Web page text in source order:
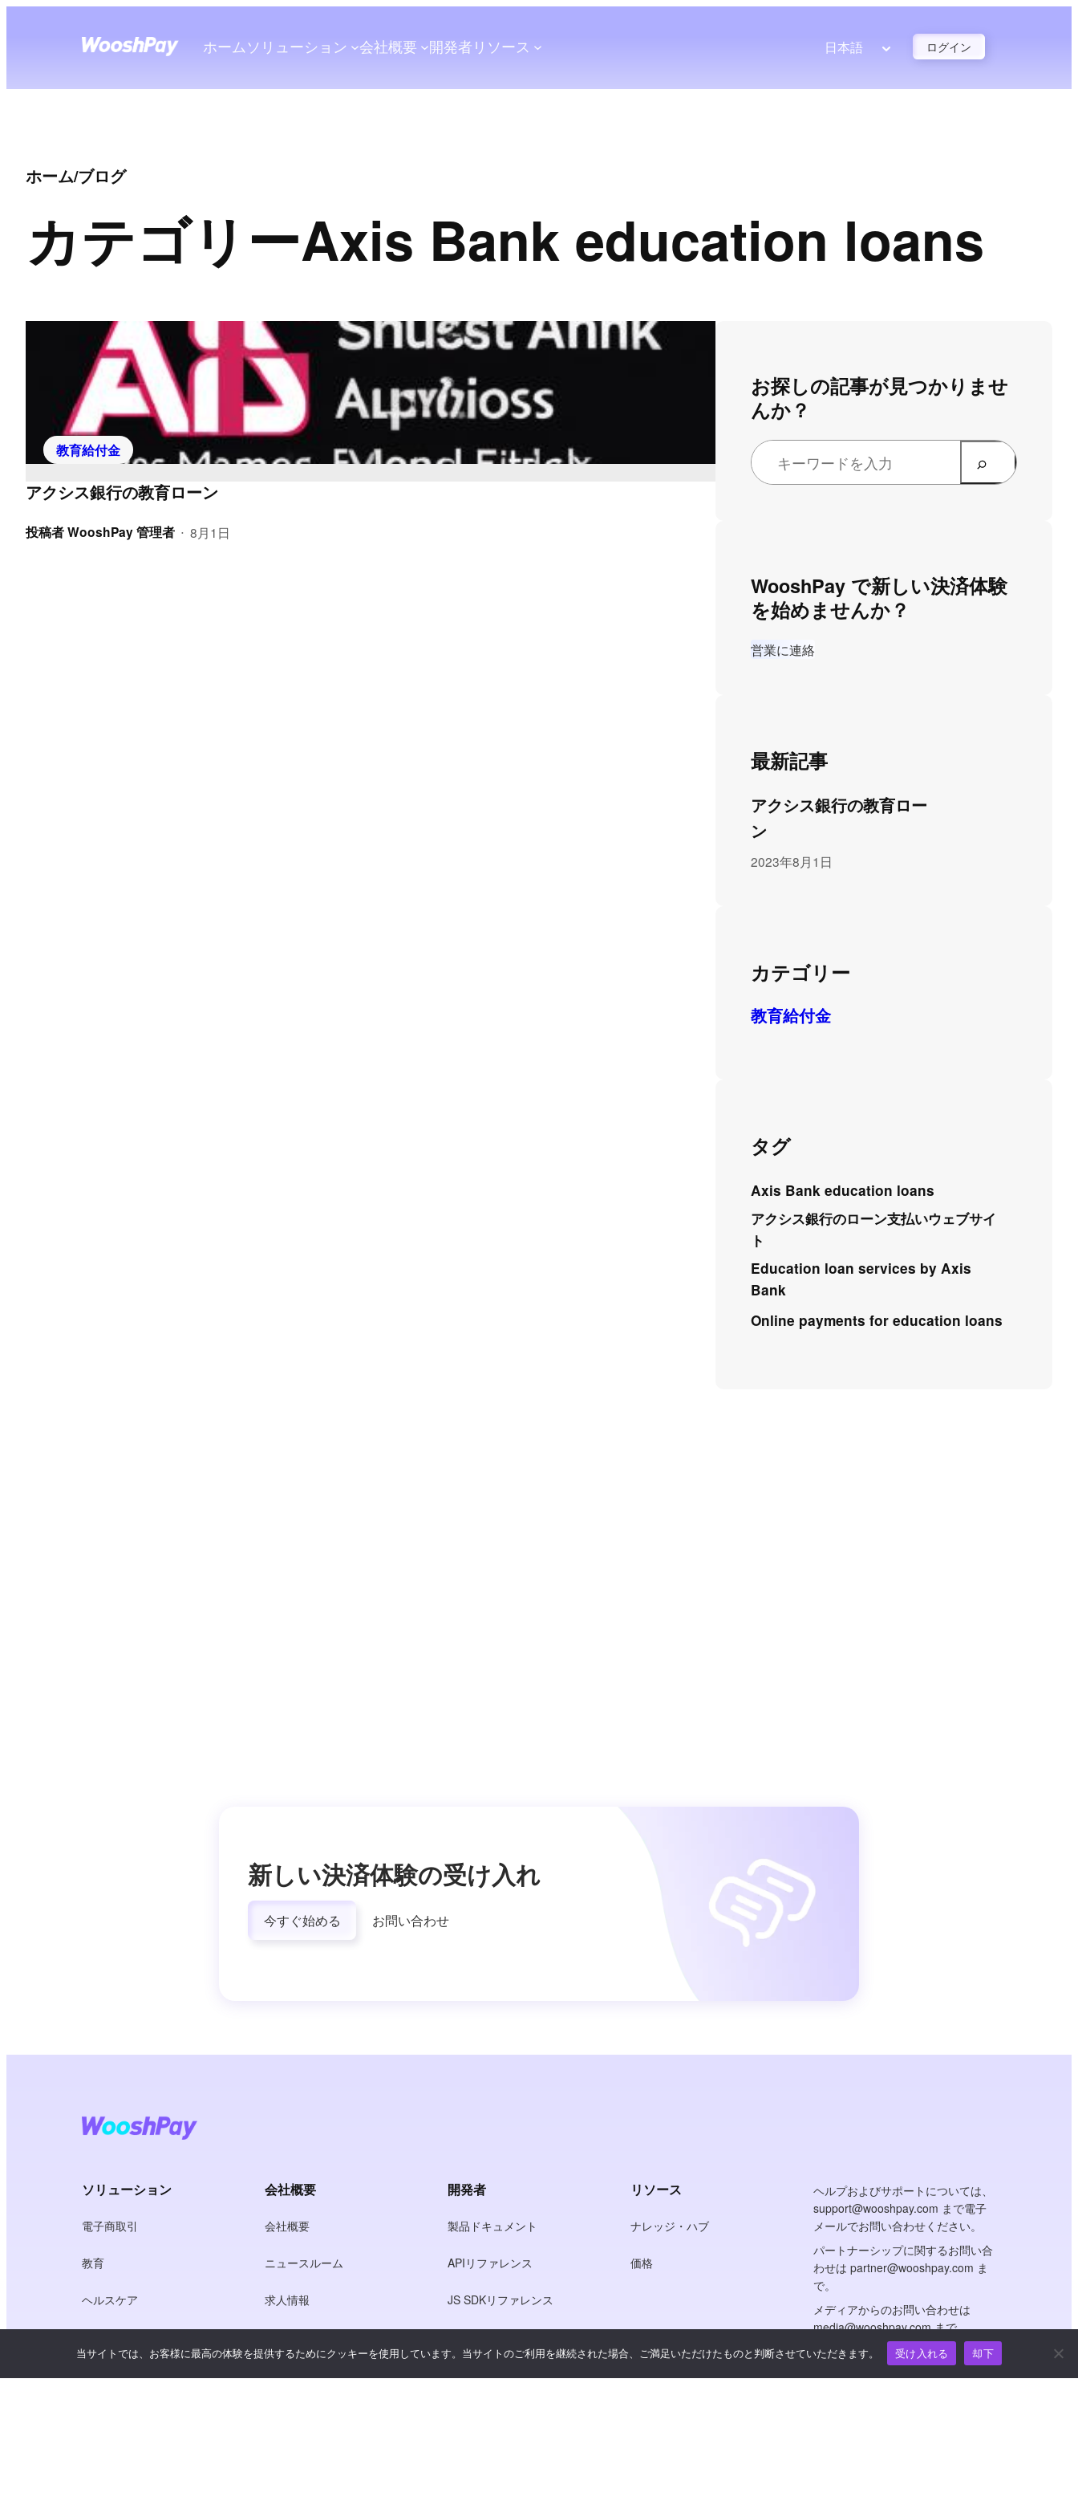
ホームソリューション 会社概要 開発者 リソース 日本語 ログイン
ホーム/ブログ
カテゴリーAxis Bank education loans
教育給付金
アクシス銀行の教育ローン
投稿者WooshPay 管理者 • 8月1日
お探しの記事が見つかりませ
んか？
WooshPay で新しい決済体験
を始めませんか？
営業に連絡
最新記事
アクシス銀行の教育ロー
ン
2023年8月1日
カテゴリー
教育給付金
タグ
Axis Bank education loans
アクシス銀行のローン支払いウェブサイ
ト
Education loan services by Axis
Bank
Online payments for education loans
新しい決済体験の受け入れ
今すぐ始める お問い合わせ
ソリューション
電子商取引
教育
ヘルスケア
会社概要
会社概要
ニュースルーム
求人情報
開発者
製品ドキュメント
APIリファレンス
JS SDKリファレンス
リソース
ナレッジ・ハブ
価格
ヘルプおよびサポートについては、
support@wooshpay.com まで電子
メールでお問い合わせください。
パートナーシップに関するお問い合
わせは partner@wooshpay.com ま
で。
メディアからのお問い合わせは
media@wooshpay.com まで。
当サイトでは、お客様に最高の体験を提供するためにクッキーを使用しています。当サイトのご利用を継続された場合、ご満足いただけたものと判断させていただきます。 受け入れる 却下